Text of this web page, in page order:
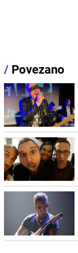
/ Povezano